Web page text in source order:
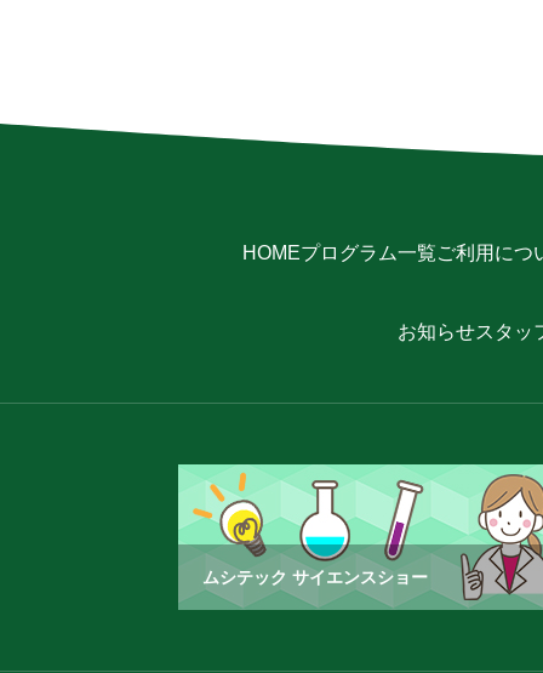
HOMEプログラム一覧ご利用につ
お知らせスタッ
ムシテック サイエンスショー